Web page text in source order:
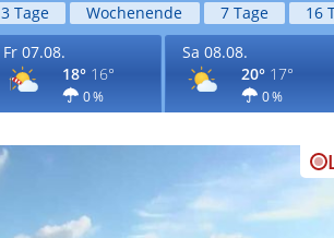
3 Tage Wochenende 7 Tage 16
Fr 07.08.
18° 16°
0 %
Sa 08.08.
20° 17°
0 %